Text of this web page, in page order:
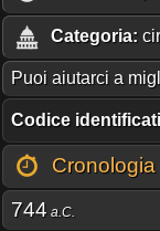
Categoria:
Puoi aiutarci a
Codice
Cronologia
744 a.C.